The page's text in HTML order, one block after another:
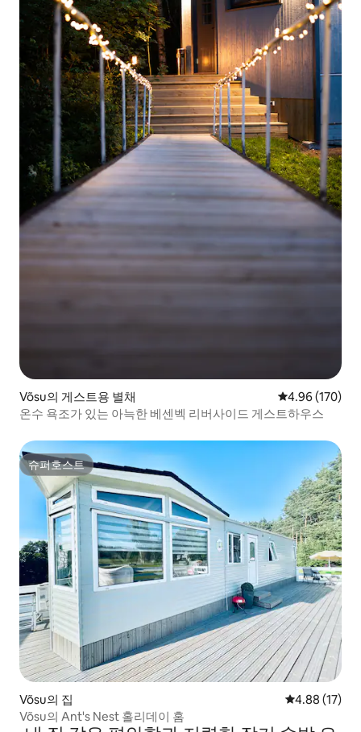
Võsu의 게스트용 별채 평점 4.96점(5
4.96 (170)
온수 욕조가 있는 아늑한 베센벡 리버사이드 게스트하우스
슈퍼호스트
슈퍼호스트
Võsu의 집 평점 4.88점
4.88 (17)
Võsu의 Ant's Nest 홀리데이 홈